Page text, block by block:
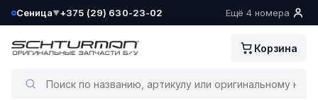
Сеница▼
Ваш склад определён как:
+375 (29) 630-23-02 Ещё 4 номера
Корзина